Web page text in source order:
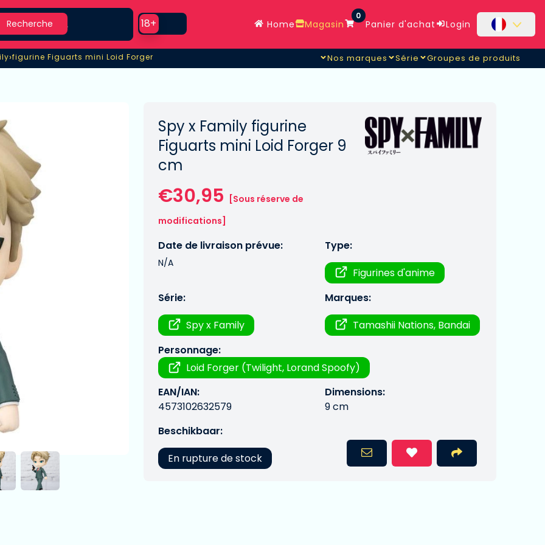
Recherche
Use setting
18+ Home Magasin
0
Panier d'achat Login
›figurine Figuarts mini Loid Forger
figurine Figuarts mini Loid Forger Nos marques Série Groupes de produits
Spy x Family figurine
Figuarts mini Loid Forger 9
cm
€30,95
[Sous réserve de
modifications]
Date de livraison prévue:
N/A
Type:
Figurines d'anime
Série:
Spy x Family
Marques:
Tamashii Nations, Bandai
Personnage:
Loid Forger (Twilight, Lorand Spoofy)
EAN/IAN:
4573102632579
Dimensions:
9 cm
Beschikbaar:
En rupture de stock